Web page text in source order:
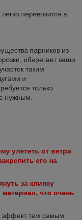
перевозится в
парников из
оберегает ваши
таким
и
только
нужным.
улететь от ветра
его на
за клипсу
что очень
эффект тем самым